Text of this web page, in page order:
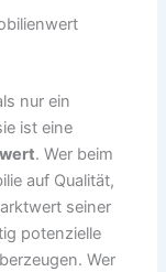
nur ein
ist eine
. Wer beim
auf Qualität,
seiner
potenzielle
Wer